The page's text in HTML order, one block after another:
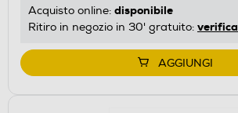
Acquisto online: disponibile
Ritiro in negozio in 30' gratuito: verifica
AGGIUNGI